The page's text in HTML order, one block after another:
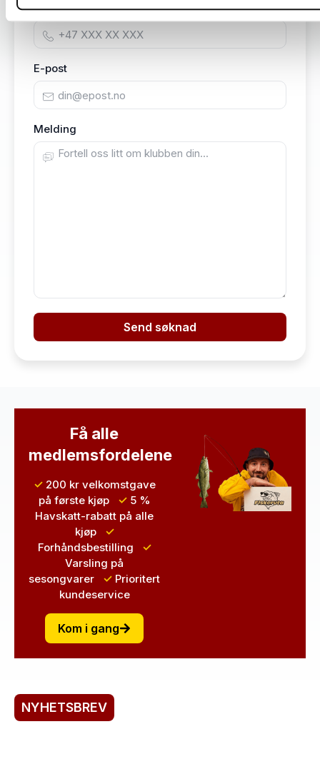
Mobilnummer
E-post
Melding
Send søknad
Få alle
medlemsfordelene
✓ 200 kr velkomstgave
på første kjøp ✓ 5 %
Havskatt-rabatt på alle
kjøp ✓
Forhåndsbestilling
✓
Varsling på
sesongvarer ✓ Prioritert
kundeservice
Kom i gang
NYHETSBREV